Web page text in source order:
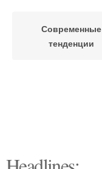
Современные
тенденции